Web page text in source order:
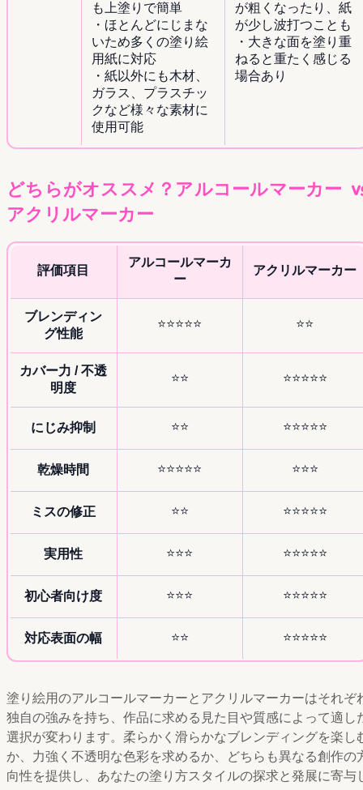
も上塗りで簡単
・ほとんどにじまな
いため多くの塗り絵
用紙に対応
・紙以外にも木材、
ガラス、プラスチッ
クなど様々な素材に
使用可能
が粗くなったり、紙
が少し波打つことも
・大きな面を塗り重
ねると重たく感じる
場合あり
どちらがオススメ？アルコールマーカー
アクリルマーカー
評価項目
アルコールマーカ
ー
アクリルマーカー
ブレンディン
グ性能
⭐⭐⭐⭐⭐ ⭐⭐
カバー力 / 不透
明度
⭐⭐ ⭐⭐⭐⭐⭐
にじみ抑制 ⭐⭐ ⭐⭐⭐⭐⭐
乾燥時間 ⭐⭐⭐⭐⭐ ⭐⭐⭐
ミスの修正 ⭐⭐ ⭐⭐⭐⭐⭐
実用性 ⭐⭐⭐ ⭐⭐⭐⭐⭐
初心者向け度 ⭐⭐⭐ ⭐⭐⭐⭐⭐
対応表面の幅 ⭐⭐ ⭐⭐⭐⭐⭐
塗り絵用のアルコールマーカーとアクリルマーカーはそれぞ
独自の強みを持ち、作品に求める見た目や質感によって適し
選択が変わります。柔らかく滑らかなブレンディングを楽し
か、力強く不透明な色彩を求めるか、どちらも異なる創作の
向性を提供し、あなたの塗り方スタイルの探求と発展に寄与